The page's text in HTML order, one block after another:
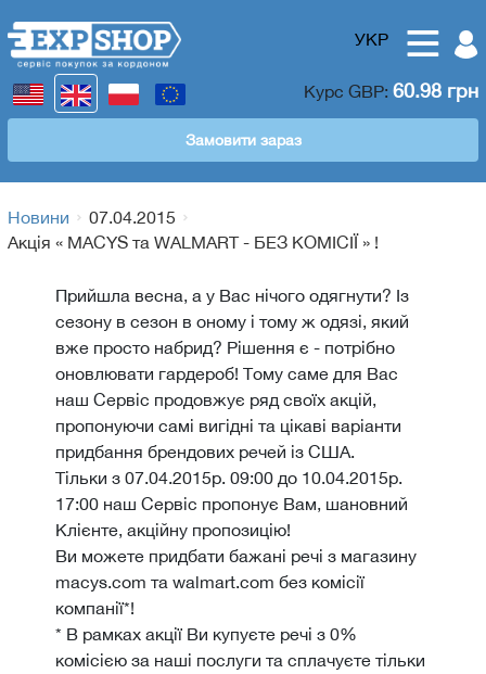
УКР
Курс GBP: 60.98 грн
Замовити зараз
Новини
07.04.2015
Акція « MACYS та WALMART - БЕЗ КОМІСІЇ » !
Прийшла весна, а у Вас нічого одягнути? Із
сезону в сезон в оному і тому ж одязі, який
вже просто набрид? Рішення є - потрібно
оновлювати гардероб! Тому саме для Вас
наш Сервіс продовжує ряд своїх акцій,
пропонуючи самі вигідні та цікаві варіанти
придбання брендових речей із США.
Тільки з 07.04.2015р. 09:00 до 10.04.2015р.
17:00 наш Сервіс пропонує Вам, шановний
Клієнте, акційну пропозицію!
Ви можете придбати бажані речі з магазину
macys.com та walmart.com без комісії
компанії*!
* В рамках акції Ви купуєте речі з 0%
комісією за наші послуги та сплачуєте тільки